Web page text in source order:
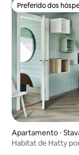
Preferido dos
Preferido dos
Apartamento ⋅
Habitat de Hatty